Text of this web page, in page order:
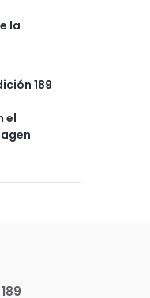
la
189
el